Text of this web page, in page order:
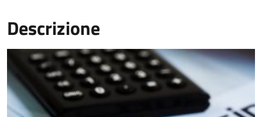
Descrizione